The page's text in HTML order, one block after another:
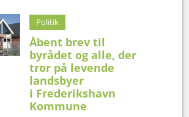
Politik
Åbent brev til
byrådet og alle, der
tror på levende
landsbyer
i Frederikshavn
Kommune